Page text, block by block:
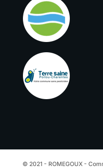
© 2021 - ROMEGOUX -